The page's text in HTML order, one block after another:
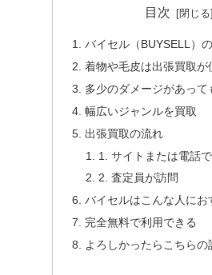
目次
バイセル（BUYSELL）
着物や毛皮は出張買取が
多少のダメージがあって
幅広いジャンルを買取
出張買取の流れ
1. サイトまたは電話
2. 査定員が訪問
バイセルはこんな人にお
完全無料で利用できる
よろしかったらこちらの